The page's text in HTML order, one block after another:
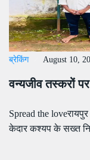
ब्रेकिंग August 10,
वन्यजीव तस्करों
Spread the
केदार कश्यप के सख्त